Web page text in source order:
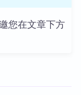
您在文章下方